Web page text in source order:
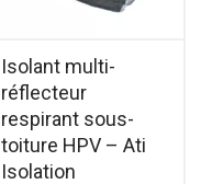
Isolant multi-
réflecteur
respirant sous-
toiture HPV – Ati
Isolation